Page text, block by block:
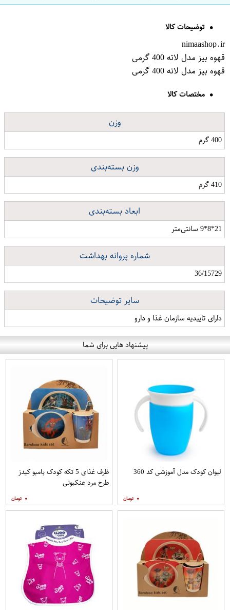
توضیحات کالا
nimaashop.ir
قهوه بیز مدل لاته 400 گرمی
قهوه بیز مدل لاته 400 گرمی
مختصات کالا
وزن
400 گرم
وزن بسته‌بندی
410 گرم
ابعاد بسته‌بندی
21*8*9 سانتی‌متر
شماره پروانه بهداشت
36/15729
سایر توضیحات
دارای تاییدیه سازمان غذا و دارو
پیشنهاد هایی برای شما
لیوان کودک مدل آموزشی کد 360
۰
ظرف غذای 5 تکه کودک بامبو کیدز
طرح مرد عنکبوتی
۰